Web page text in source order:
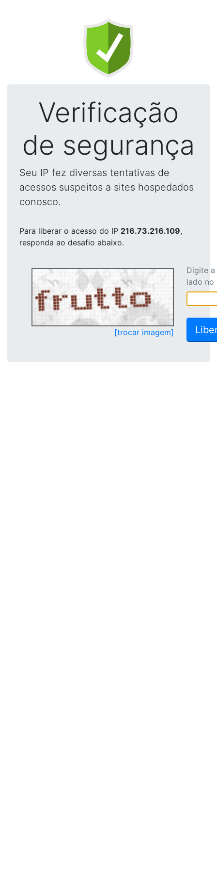
Verificação
de segurança
Seu IP fez diversas tentativas de
acessos suspeitos a sites hospedados
conosco.
Para liberar o acesso do IP 216.73.216.109,
responda ao desafio abaixo.
[trocar imagem]
Digite
lado no